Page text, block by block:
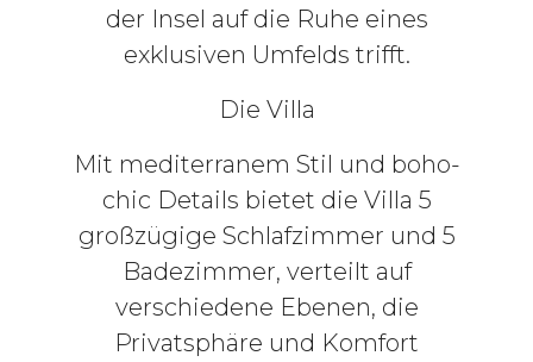
der Insel auf die Ruhe eines
exklusiven Umfelds trifft.
Die Villa
Mit mediterranem Stil und boho-
chic Details bietet die Villa 5
großzügige Schlafzimmer und 5
Badezimmer, verteilt auf
verschiedene Ebenen, die
Privatsphäre und Komfort